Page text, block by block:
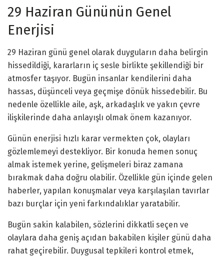
29 Haziran Gününün Genel
Enerjisi
29 Haziran günü genel olarak duyguların daha belirgin
hissedildiği, kararların iç sesle birlikte şekillendiği bir
atmosfer taşıyor. Bugün insanlar kendilerini daha
hassas, düşünceli veya geçmişe dönük hissedebilir. Bu
nedenle özellikle aile, aşk, arkadaşlık ve yakın çevre
ilişkilerinde daha anlayışlı olmak önem kazanıyor.
Günün enerjisi hızlı karar vermekten çok, olayları
gözlemlemeyi destekliyor. Bir konuda hemen sonuç
almak istemek yerine, gelişmeleri biraz zamana
bırakmak daha doğru olabilir. Özellikle gün içinde gelen
haberler, yapılan konuşmalar veya karşılaşılan tavırlar
bazı burçlar için yeni farkındalıklar yaratabilir.
Bugün sakin kalabilen, sözlerini dikkatli seçen ve
olaylara daha geniş açıdan bakabilen kişiler günü daha
rahat geçirebilir. Duygusal tepkileri kontrol etmek,